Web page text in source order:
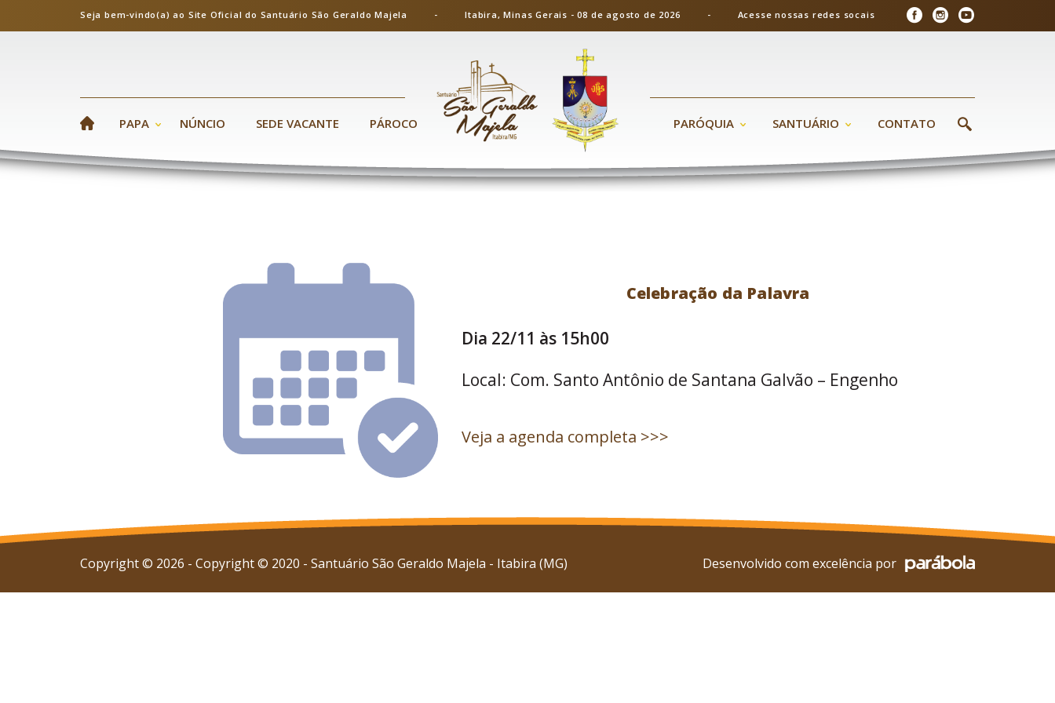
Seja bem-vindo(a) ao Site Oficial do Santuário São Geraldo Majela - Itabira, Minas Gerais - 08 de agosto de 2026 - Acesse nossas redes socais
PAPA NÚNCIO SEDE VACANTE PÁROCO PARÓQUIA SANTUÁRIO CONTATO
Celebração da Palavra
Dia 22/11 às 15h00
Local: Com. Santo Antônio de Santana Galvão – Engenho
Veja a agenda completa >>>
Copyright © 2026 - Copyright © 2020 - Santuário São Geraldo Majela - Itabira (MG) Desenvolvido com excelência por